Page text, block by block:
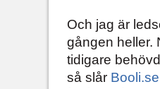
Och jag är
gången heller.
tidigare
så slår Booli.se